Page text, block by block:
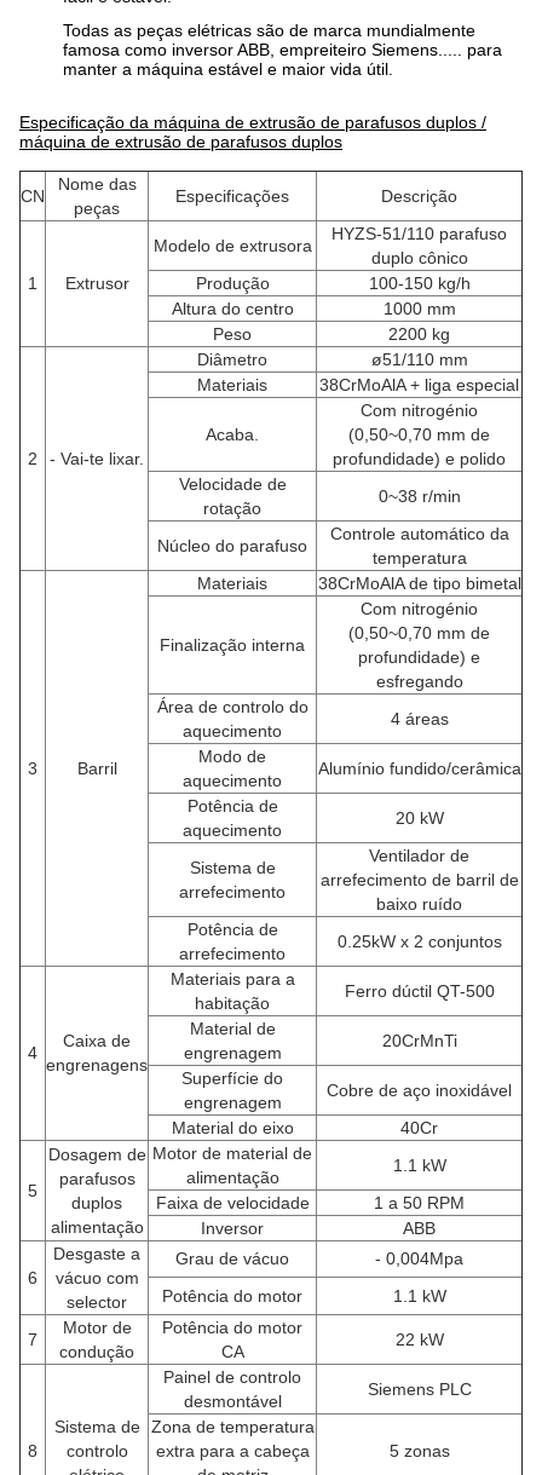
Todas as peças elétricas são de marca mundialmente
famosa como inversor ABB, empreiteiro Siemens..... para
manter a máquina estável e maior vida útil.
Especificação da máquina de extrusão de parafusos duplos /
máquina de extrusão de parafusos duplos
CN
Nome das
peças
Especificações Descrição
1 Extrusor
Modelo de extrusora
HYZS-51/110 parafuso
duplo cônico
Produção
100-150 kg/h
Altura do centro
1000 mm
Peso
2200 kg
2 - Vai-te lixar.
Diâmetro
ø51/110 mm
Materiais
38CrMoAlA + liga especial
Acaba.
Com nitrogénio
(0,50~0,70 mm de
profundidade) e polido
Velocidade de
rotação
0~38 r/min
Núcleo do parafuso
Controle automático da
temperatura
3 Barril
Materiais 38CrMoAlA de tipo bimetal
Finalização interna
Com nitrogénio
(0,50~0,70 mm de
profundidade) e
esfregando
Área de controlo do
aquecimento
4 áreas
Modo de
aquecimento
Alumínio fundido/cerâmica
Potência de
aquecimento
20 kW
Sistema de
arrefecimento
Ventilador de
arrefecimento de barril de
baixo ruído
Potência de
arrefecimento
0.25kW x 2 conjuntos
4
Caixa de
engrenagens
Materiais para a
habitação
Ferro dúctil QT-500
Material de
engrenagem
20CrMnTi
Superfície do
engrenagem
Cobre de aço inoxidável
Material do eixo
40Cr
5
Dosagem de
parafusos
duplos
alimentação
Motor de material de
alimentação
1.1 kW
Faixa de velocidade
1 a 50 RPM
Inversor
ABB
6
Desgaste a
vácuo com
selector
Grau de vácuo
- 0,004Mpa
Potência do motor
1.1 kW
7
Motor de
condução
Potência do motor
CA
22 kW
8
Sistema de
controlo
Painel de controlo
desmontável
Siemens PLC
Zona de temperatura
extra para a cabeça
5 zonas